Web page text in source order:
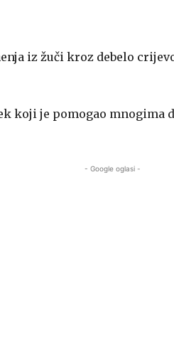
iz žuči kroz debelo
koji je pomogao mnogima
- Google oglasi -